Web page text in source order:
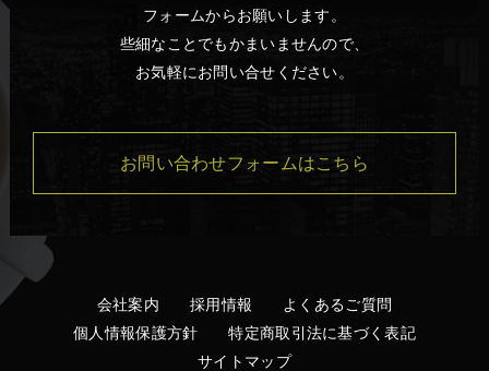
フォームからお願いします。
些細なことでもかまいませんので、
お気軽にお問い合せください。
お問い合わせフォームはこちら
会社案内 採用情報
よくあるご質問
個人情報保護方針
特定商取引法に基づく表記
サイトマップ